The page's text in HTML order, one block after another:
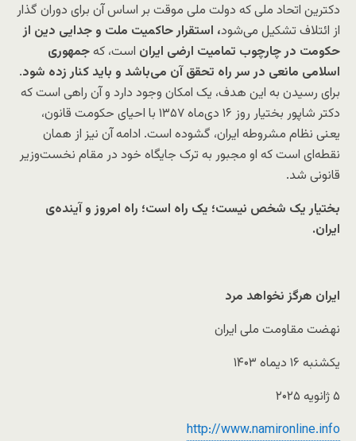
دکترین اتحاد ملی که دولت ملی موقت بر اساس آن برای دوران گذار
از ائتلاف تشکیل می‌شود، استقرار حاکمیت ملت و جدایی دین از
حکومت در چارچوب تمامیت ارضی ایران است، کهجمهوری
اسلامی مانعی در سر راه تحقق آن می‌باشد و باید کنار زده شود.
برای رسیدن به این هدف، یک امکان وجود دارد و آن راهی است که
دکتر شاپور بختیار روز ۱۶ دی‌ماه ۱۳۵۷ با احیای حکومت قانون،
یعنی نظام مشروطه ایران، گشوده است. ادامه آن نیز از همان
نقطه‌ای است که او مجبور به ترک جایگاه خود در مقام نخست‌وزیر
قانونی شد.
بختیار یک شخص نیست؛ یک راه است؛ راه امروز و آینده‌ی
ایران.
ایران هرگز نخواهد مرد
نهضت مقاومت ملی ایران
یکشنبه ۱۶ دیماه ۱۴۰۳
۵ ژانویه ۲۰۲۵
http://www.namironline.info